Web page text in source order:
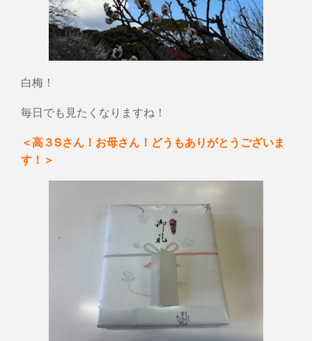
白梅！
毎日でも見たくなりますね！
＜高３Sさん！お母さん！どうもありがとうございま
す！＞